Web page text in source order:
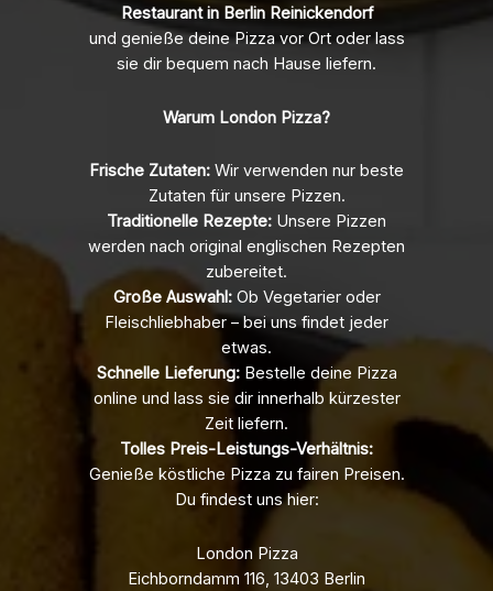
Restaurant in Berlin Reinickendorf
und genieße deine Pizza vor Ort oder lass
sie dir bequem nach Hause liefern.
Warum London Pizza?
Frische Zutaten: Wir verwenden nur beste
Zutaten für unsere Pizzen.
Traditionelle Rezepte: Unsere Pizzen
werden nach original englischen Rezepten
zubereitet.
Große Auswahl:Ob Vegetarier oder
Fleischliebhaber – bei uns findet jeder
etwas.
Schnelle Lieferung:Bestelle deine Pizza
online und lass sie dir innerhalb kürzester
Zeit liefern.
Tolles Preis-Leistungs-Verhältnis:
Genieße köstliche Pizza zu fairen Preisen.
Du findest uns hier:
London Pizza
Eichborndamm 116, 13403 Berlin